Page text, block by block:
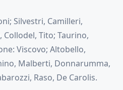
Silvestri, Camilleri,
Tito; Taurino,
Viscovo; Altobello,
Malberti, Donnarumma,
Raso, De Carolis.